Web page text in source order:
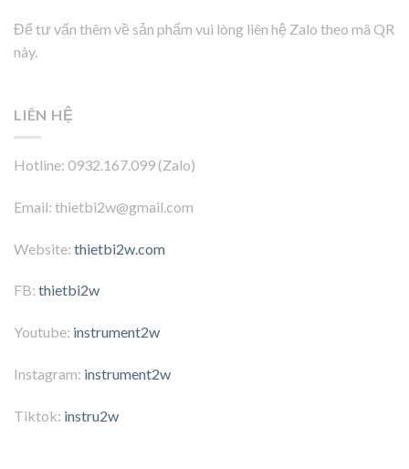
Để tư vấn thêm về sản phẩm vui lòng liên hệ Zalo theo mã QR
này.
LIÊN HỆ
Hotline: 0932.167.099 (Zalo)
Email: thietbi2w@gmail.com
Website: thietbi2w.com
FB: thietbi2w
Youtube: instrument2w
Instagram: instrument2w
Tiktok: instru2w